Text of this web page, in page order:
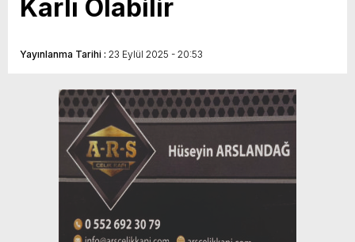
Karlı Olabilir
Yayınlanma Tarihi : 23 Eylül 2025 - 20:53